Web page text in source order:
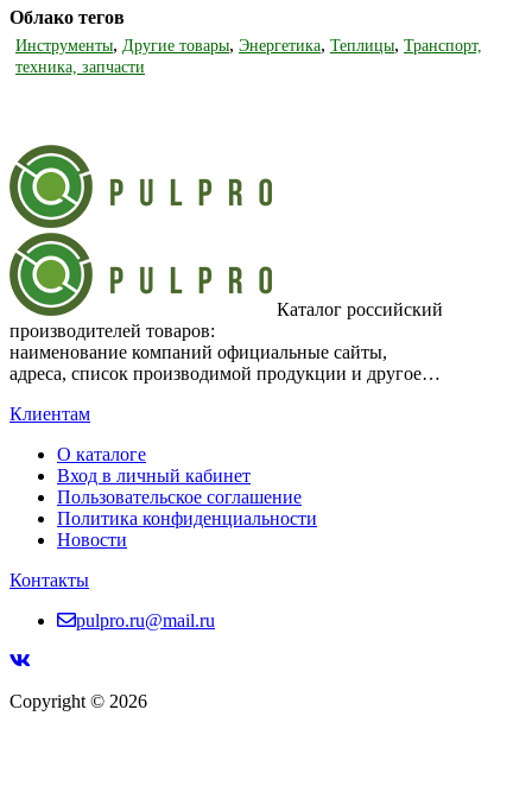
Облако тегов
Инструменты, Другие товары, Энергетика, Теплицы, Транспорт,
техника, запчасти
Каталог российский
производителей товаров:
наименование компаний официальные сайты,
адреса, список производимой продукции и другое…
Клиентам
О каталоге
Вход в личный кабинет
Пользовательское соглашение
Политика конфиденциальности
Новости
Контакты
pulpro.ru@mail.ru
Copyright © 2026